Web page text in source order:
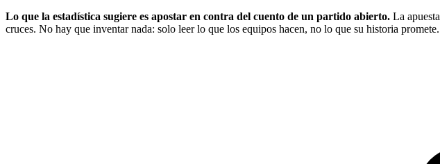
Lo que la estadística sugiere es apostar en contra del cuento de un partido abierto. La
cruces. No hay que inventar nada: solo leer lo que los equipos hacen, no lo que su historia promete.